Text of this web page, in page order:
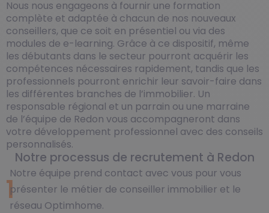
Nous nous engageons à fournir une formation
complète et adaptée à chacun de nos nouveaux
conseillers, que ce soit en présentiel ou via des
modules de e-learning. Grâce à ce dispositif, même
les débutants dans le secteur pourront acquérir les
compétences nécessaires rapidement, tandis que les
professionnels pourront enrichir leur savoir-faire dans
les différentes branches de l’immobilier. Un
responsable régional et un parrain ou une marraine
de l’équipe de Redon vous accompagneront dans
votre développement professionnel avec des conseils
personnalisés.
Notre processus de recrutement à Redon
1Notre équipe prend contact avec vous pour vous
présenter le métier de conseiller immobilier et le
réseau Optimhome.